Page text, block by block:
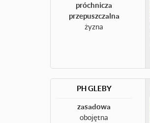
próchnicza
przepuszczalna
żyzna
PH GLEBY
zasadowa
obojętna